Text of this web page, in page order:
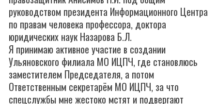
руководством президента Информационного Центра
по правам человека профессора, доктора
юридических наук Назарова Б.Л.
Я принимаю активное участие в создании
Ульяновского филиала МО ИЦПЧ, где становлюсь
заместителем Председателя, а потом
Ответственным секретарём МО ИЦПЧ, за что
спецслужбы мне жестоко мстят и подвергают